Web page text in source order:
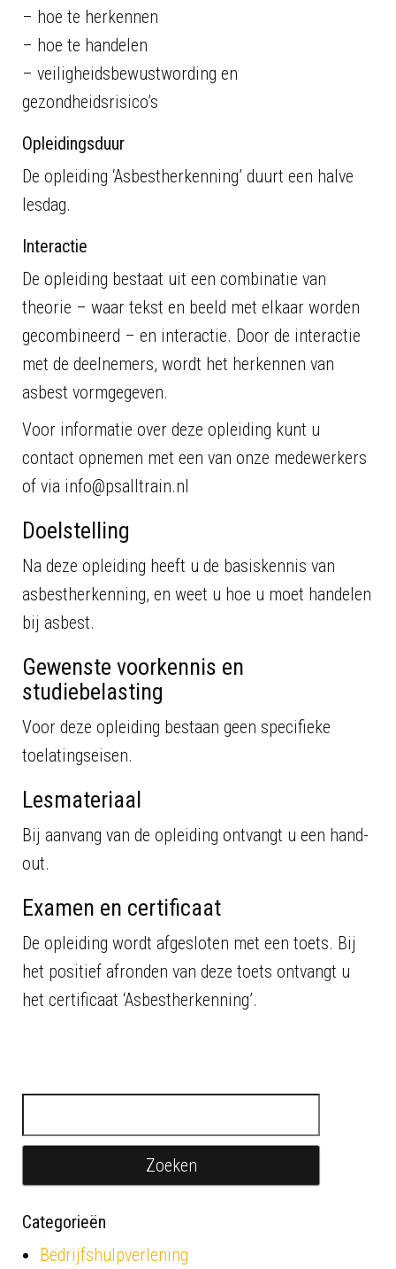
– hoe te herkennen
– hoe te handelen
– veiligheidsbewustwording en
gezondheidsrisico’s
Opleidingsduur
De opleiding ‘Asbestherkenning’ duurt een halve
lesdag.
Interactie
De opleiding bestaat uit een combinatie van
theorie – waar tekst en beeld met elkaar worden
gecombineerd – en interactie. Door de interactie
met de deelnemers, wordt het herkennen van
asbest vormgegeven.
Voor informatie over deze opleiding kunt u
contact opnemen met een van onze medewerkers
of via info@psalltrain.nl
Doelstelling
Na deze opleiding heeft u de basiskennis van
asbestherkenning, en weet u hoe u moet handelen
bij asbest.
Gewenste voorkennis en
studiebelasting
Voor deze opleiding bestaan geen specifieke
toelatingseisen.
Lesmateriaal
Bij aanvang van de opleiding ontvangt u een hand-
out.
Examen en certificaat
De opleiding wordt afgesloten met een toets. Bij
het positief afronden van deze toets ontvangt u
het certificaat ‘Asbestherkenning’.
Categorieën
Bedrijfshulpverlening